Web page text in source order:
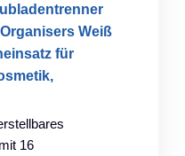
Weiß
für
16